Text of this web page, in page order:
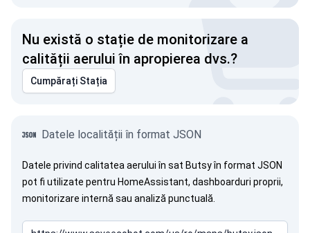
Nu există o stație de monitorizare a
calității aerului în apropierea dvs.?
Cumpărați Stația
Datele localității în format JSON
Datele privind calitatea aerului în sat Butsy în format JSON
pot fi utilizate pentru HomeAssistant, dashboarduri proprii,
monitorizare internă sau analiză punctuală.